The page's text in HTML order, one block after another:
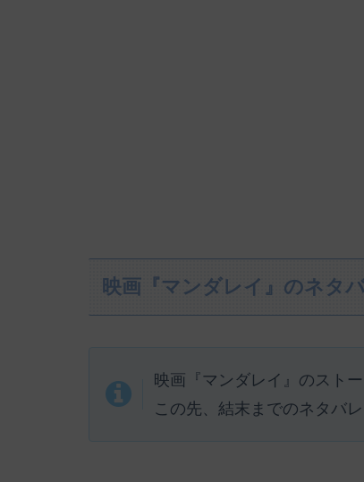
映画『マンダレイ』のネタ
映画『マンダレイ』のスト
この先、結末までのネタバ